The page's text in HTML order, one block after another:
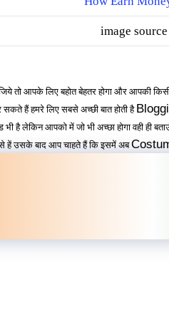
image
तो आपके लिए बहोत बेहतर होगा और आपकी
हैं हमरे लिए सबसे अच्छी बात होती है
भी है लेकिन आपको में जो भी अच्छा होगा वही ही
हें उसके बाद आप चाहते हैं कि इसमें अब